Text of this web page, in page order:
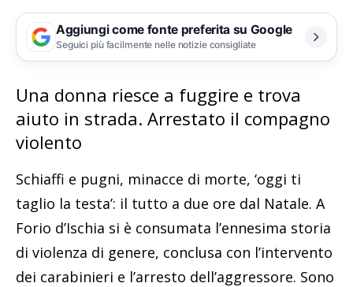
Aggiungi come fonte preferita su Google
Seguici più facilmente nelle notizie consigliate
Una donna riesce a fuggire e trova
aiuto in strada. Arrestato il compagno
violento
Schiaffi e pugni, minacce di morte, ‘oggi ti
taglio la testa’: il tutto a due ore dal Natale. A
Forio d’Ischia si è consumata l’ennesima storia
di violenza di genere, conclusa con l’intervento
dei carabinieri e l’arresto dell’aggressore. Sono